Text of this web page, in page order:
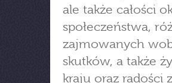
ale także całości
społeczeństwa,
zajmowanych
skutków, a także
kraju oraz radości